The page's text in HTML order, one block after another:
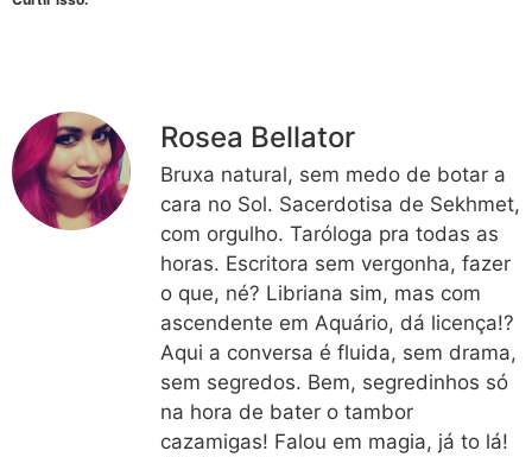
Rosea Bellator
Bruxa natural, sem medo de botar a
cara no Sol. Sacerdotisa de Sekhmet,
com orgulho. Taróloga pra todas as
horas. Escritora sem vergonha, fazer
o que, né? Libriana sim, mas com
ascendente em Aquário, dá licença!?
Aqui a conversa é fluida, sem drama,
sem segredos. Bem, segredinhos só
na hora de bater o tambor
cazamigas! Falou em magia, já to lá!